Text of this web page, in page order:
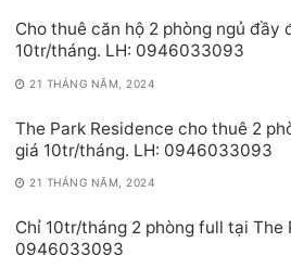
Cho thuê căn hộ 2 phòng ngủ đầy
10tr/tháng. LH: 0946033093
21 THÁNG NĂM, 2024
The Park Residence cho thuê 2
giá 10tr/tháng. LH: 0946033093
21 THÁNG NĂM, 2024
Chỉ 10tr/tháng 2 phòng full tại The
0946033093